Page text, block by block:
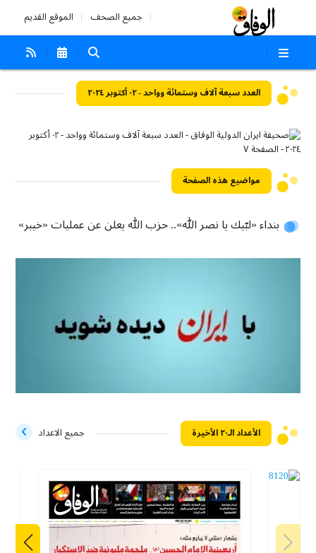
جميع الصحف الموقع القديم
العدد سبعة آلاف وستمائة وواحد - ٠٢ أكتوبر ٢٠٢٤
مواضيع هذه الصفحة
بنداء «لبّيك يا نصر الله».. حزب الله يعلن عن عمليات «خيبر»
الأعداد الـ۲۰ الأخيرة جميع الاعداد